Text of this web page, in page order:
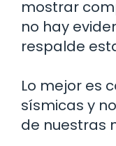
mostrar
no hay
respalde
Lo mejor es
sísmicas y
de nuestras